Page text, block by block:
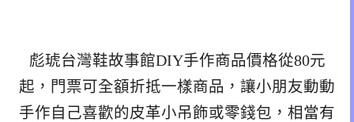
彪琥台灣鞋故事館DIY手作商品價格從80元
起，門票可全額折抵一樣商品，讓小朋友動動
手作自己喜歡的皮革小吊飾或零錢包，相當有